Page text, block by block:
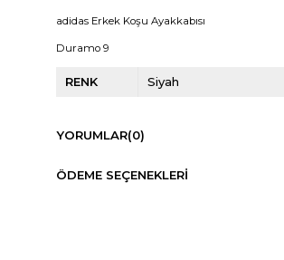
adidas Erkek Koşu Ayakkabısı
Duramo 9
RENK Siyah
YORUMLAR(0)
ÖDEME SEÇENEKLERI